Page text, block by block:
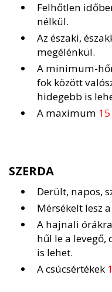
Felhőtlen
nélkül.
Az északi,
megélénkül.
A minimum-
fok között
hidegebb is
A maximum
SZERDA
Derült, napos,
Mérsékelt lesz
A hajnali
hűl le a
is lehet.
A csúcsértékek